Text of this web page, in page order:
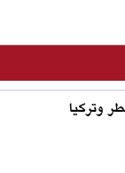
وتركيا